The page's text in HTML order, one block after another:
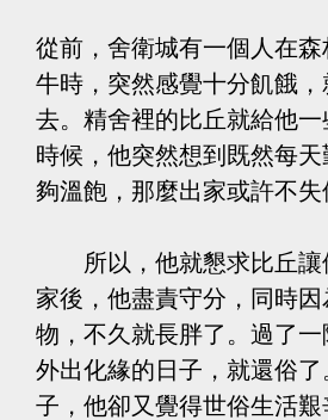
從前，舍衛城有一個人在
牛時，突然感覺十分飢餓
去。精舍裡的比丘就給他
時候，他突然想到既然每
夠溫飽，那麼出家或許不失
所以，他就懇求比丘讓
家後，他盡責守分，同時
物，不久就長胖了。過了
外出化緣的日子，就還俗了
子，他卻又覺得世俗生活艱